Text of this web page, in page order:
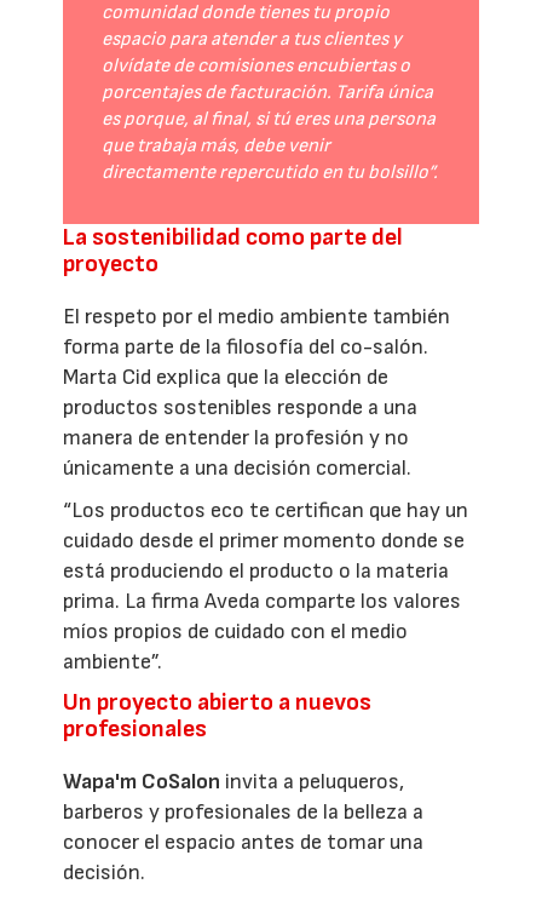
comunidad donde tienes tu propio
espacio para atender a tus clientes y
olvídate de comisiones encubiertas o
porcentajes de facturación. Tarifa única
es porque, al final, si tú eres una persona
que trabaja más, debe venir
directamente repercutido en tu bolsillo”.
La sostenibilidad como parte del
proyecto
El respeto por el medio ambiente también
forma parte de la filosofía del co-salón.
Marta Cid explica que la elección de
productos sostenibles responde a una
manera de entender la profesión y no
únicamente a una decisión comercial.
“Los productos eco te certifican que hay un
cuidado desde el primer momento donde se
está produciendo el producto o la materia
prima. La firma Aveda comparte los valores
míos propios de cuidado con el medio
ambiente”.
Un proyecto abierto a nuevos
profesionales
Wapa'm CoSalon invita a peluqueros,
barberos y profesionales de la belleza a
conocer el espacio antes de tomar una
decisión.